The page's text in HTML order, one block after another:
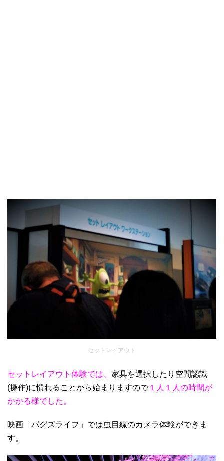
セットレイアウト
セットレイアウト体験では、 家具を選択したり空間認識
(操作)に慣れることから始まりますので１人１人の時間が
かかる様でした。
映画「バグズライフ」では虫目線のカメラ体験ができま
す。